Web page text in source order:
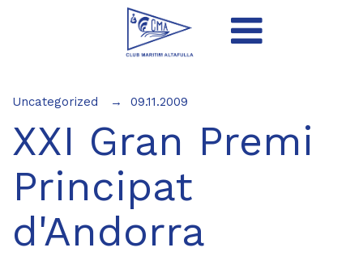
Uncategorized 09.11.2009
XXI Gran Premi
Principat
d'Andorra